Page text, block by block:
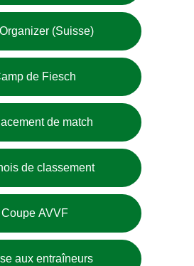
(Suisse)
de Fiesch
de match
de classement
Coupe AVVF
aux entraîneurs